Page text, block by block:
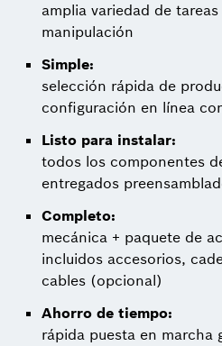
amplia variedad de
manipulación
Simple:
selección rápida de
configuración en línea
Listo para instalar:
todos los componentes
entregados
Completo:
mecánica + paquete de
incluidos accesorios,
cables (opcional)
Ahorro de tiempo:
rápida puesta en marcha